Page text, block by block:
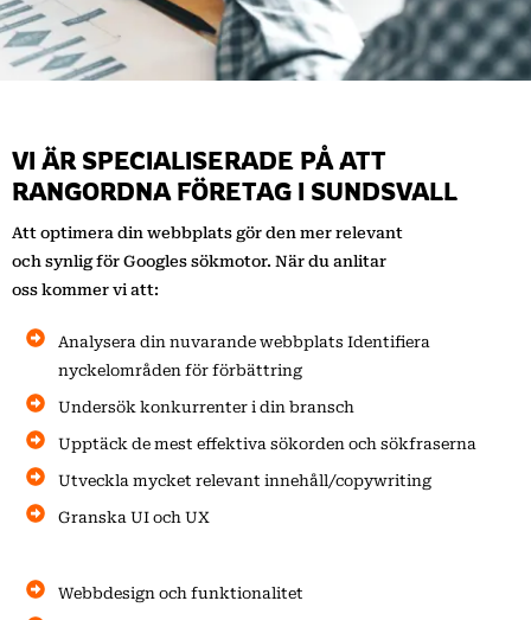
VI ÄR SPECIALISERADE PÅ ATT
RANGORDNA FÖRETAG I SUNDSVALL
Att optimera din webbplats gör den mer relevant
och synlig för Googles sökmotor. När du anlitar
oss kommer vi att:
Analysera din nuvarande webbplats Identifiera
nyckelområden för förbättring
Undersök konkurrenter i din bransch
Upptäck de mest effektiva sökorden och sökfraserna
Utveckla mycket relevant innehåll/copywriting
Granska UI och UX
Webbdesign och funktionalitet